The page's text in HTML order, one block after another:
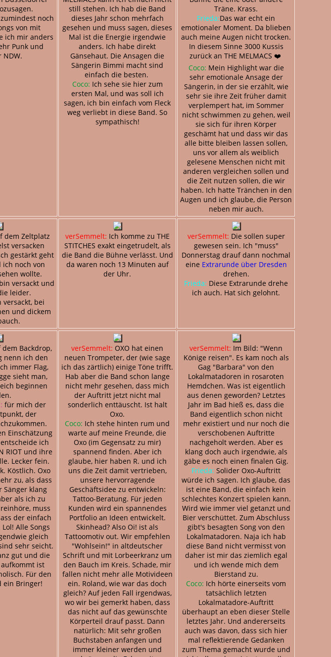
noch
von mit
ich mir anders
Punk und
NDW.
still stehen. Ich hab die Band
dieses Jahr schon mehrfach
gesehen und muss sagen, dieses
Mal ist die Energie irgendwie
anders. Ich habe direkt
Gänsehaut. Die Ansagen die
Sängerin Bimmi macht sind
einfach die besten.
Coco: Ich sehe sie hier zum
ersten Mal, und was soll ich
sagen, ich bin einfach vom Fleck
weg verliebt in diese Band. So
sympathisch!
Träne. Krass.
Frieda:Das war echt ein
emotionaler Moment. Da blieben
auch meine Augen nicht trocken.
In diesem Sinne 3000 Kussis
zurück an THE MELMACS ❤️
Coco: Mein Highlight war die
sehr emotionale Ansage der
Sängerin, in der sie erzählt, wie
sehr sie ihre Zeit früher damit
verplempert hat, im Sommer
nicht schwimmen zu gehen, weil
sie sich für ihren Körper
geschämt hat und dass wir das
alle bitte bleiben lassen sollen,
uns vor allem als weiblich
gelesene Menschen nicht mit
anderen vergleichen sollen und
die Zeit nutzen sollen, die wir
haben. Ich hatte Tränchen in den
Augen und ich glaube, die Person
neben mir auch.
dem Zeltplatz
versacken
gestärkt geht
ich noch von
wollte.
versackt und
leider.
versackt, bei
und dickem
verSemmelt: Ich komme zu THE
STITCHES exakt eingetrudelt, als
die Band die Bühne verlässt. Und
da waren noch 13 Minuten auf
der Uhr.
verSemmelt: Die sollen super
gewesen sein. Ich "muss"
Donnerstag drauf dann nochmal
eine Extrarunde über Dresden
drehen.
Frieda: Diese Extrarunde drehe
ich auch. Hat sich gelohnt.
dem Backdrop,
nenn ich den
immer Flag,
sieht man,
beginnen
für mich der
der
Einschätzung
ich
RIOT und ihre
Lecker fein.
Köstlich. Oxo
zu, als dass
Sänger klang
als ich zu
muss
der einfach
Alle Songs
gleich
sehr seicht.
gut und die
ist
Für den
ein Bringer!
verSemmelt: OXO hat einen
neuen Trompeter, der (wie sage
ich das zärtlich) einige Töne trifft.
Hab aber die Band schon lange
nicht mehr gesehen, dass mich
der Auftritt jetzt nicht mal
sonderlich enttäuscht. Ist halt
Oxo.
Coco: Ich stehe hinten rum und
warte auf meine Freunde, die
Oxo (im Gegensatz zu mir)
spannend finden. Aber ich
glaube, hier haben R. und ich
uns die Zeit damit vertrieben,
unsere hervorragende
Geschäftsidee zu entwickeln:
Tattoo-Beratung. Für jeden
Kunden wird ein spannendes
Portfolio an Ideen entwickelt.
Skinhead? Also Oi! ist als
Tattoomotiv out. Wir empfehlen
"Wohlsein!" in altdeutscher
Schrift und mit Lorbeerkranz um
den Bauch im Kreis. Schade, mir
fallen nicht mehr alle Motivideen
ein. Roland, wie war das doch
gleich? Auf jeden Fall irgendwas,
wo wir bei gemerkt haben, dass
das nicht auf das gewünschte
Körperteil drauf passt. Dann
natürlich: Mit sehr großen
Buchstaben anfangen und
immer kleiner werden und
verSemmelt: Im Bild: "Wenn
Könige reisen". Es kam noch als
Gag "Barbara" von den
Lokalmatadoren in rosaroten
Hemdchen. Was ist eigentlich
aus denen geworden? Letztes
Jahr im Bad hieß es, dass die
Band eigentlich schon nicht
mehr existiert und nur noch die
verschobenen Auftritte
nachgeholt werden. Aber es
klang doch auch irgendwie, als
gäbe es noch einen finalen Gig.
Frieda: Solider Oxo-Auftritt
würde ich sagen. Ich glaube, das
ist eine Band, die einfach kein
schlechtes Konzert spielen kann.
Wird wie immer viel getanzt und
Bier verschüttet. Zum Abschluss
gibt's besagten Song von den
Lokalmatadoren. Naja ich hab
diese Band nicht vermisst von
daher ist mir das ziemlich egal
und ich wende mich dem
Bierstand zu.
Coco: Ich hörte einerseits vom
tatsächlich letzten
Lokalmatadore-Auftritt
überhaupt an eben dieser Stelle
letztes Jahr. Und andererseits
auch was davon, dass sich hier
mal reflektierende Gedanken
zum Thema gemacht wurde und